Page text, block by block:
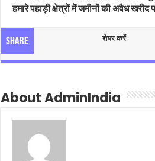
हमारे पहाड़ी क्षेत्रों में जमीनों की अवैध
Share
शेयर करें
About AdminIndia